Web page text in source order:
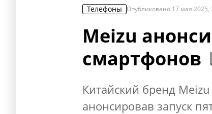
Телефоны Опубликовано 17 мая 2025,
Meizu
смартфонов
Китайский бренд
анонсировав запуск